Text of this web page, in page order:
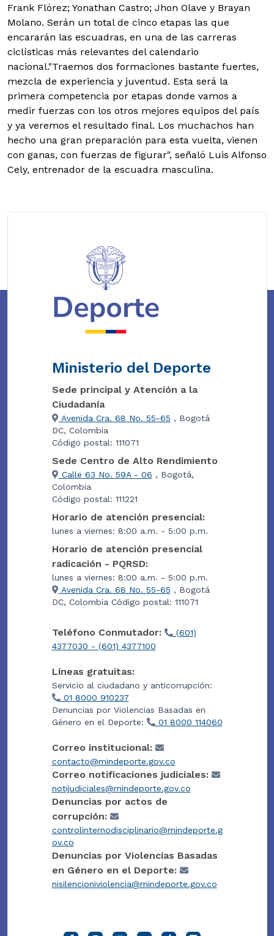
Frank Flórez; Yonathan Castro; Jhon Olave y Brayan
Molano. Serán un total de cinco etapas las que
encararán las escuadras, en una de las carreras
ciclísticas más relevantes del calendario
nacional."Traemos dos formaciones bastante fuertes,
mezcla de experiencia y juventud. Esta será la
primera competencia por etapas donde vamos a
medir fuerzas con los otros mejores equipos del país
y ya veremos el resultado final. Los muchachos han
hecho una gran preparación para esta vuelta, vienen
con ganas, con fuerzas de figurar", señaló Luis Alfonso
Cely, entrenador de la escuadra masculina.
Ministerio del Deporte
Sede principal y Atención a la
Ciudadanía
Avenida Cra. 68 No. 55-65 , Bogotá
DC, Colombia
Código postal: 111071
Sede Centro de Alto Rendimiento
Calle 63 No. 59A - 06 , Bogotá,
Colombia
Código postal: 111221
Horario de atención presencial:
lunes a viernes: 8:00 a.m. - 5:00 p.m.
Horario de atención presencial
radicación - PQRSD:
lunes a viernes: 8:00 a.m. - 5:00 p.m.
Avenida Cra. 68 No. 55-65 , Bogotá
DC, Colombia Código postal: 111071
Teléfono Conmutador:
(601)
4377030 - (601) 4377100
Líneas gratuitas:
Servicio al ciudadano y anticorrupción:
01 8000 910237
Denuncias por Violencias Basadas en
Género en el Deporte:
01 8000 114060
Correo institucional:
contacto@mindeporte.gov.co
Correo notificaciones judiciales:
notijudiciales@mindeporte.gov.co
Denuncias por actos de
corrupción:
controlinternodisciplinario@mindeporte.g
ov.co
Denuncias por Violencias Basadas
en Género en el Deporte:
nisilencioniviolencia@mindeporte.gov.co